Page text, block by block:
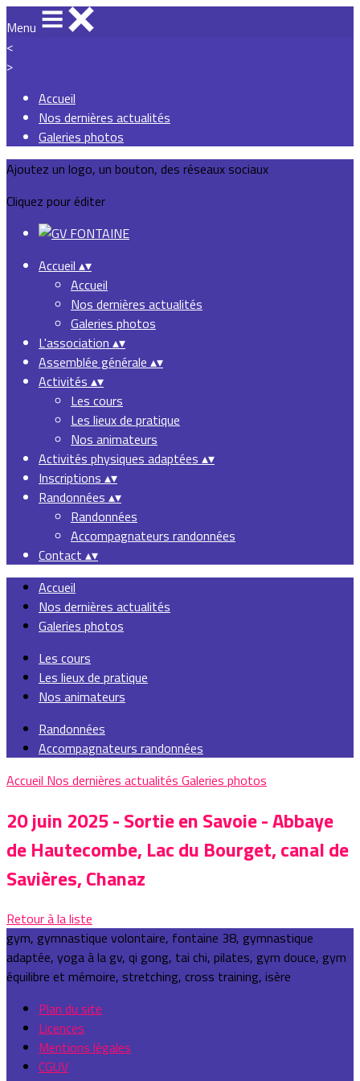
Menu
<
>
Accueil
Nos dernières actualités
Galeries photos
Ajoutez un logo, un bouton, des réseaux sociaux
Cliquez pour éditer
Accueil ▴▾
Accueil
Nos dernières actualités
Galeries photos
L'association ▴▾
Assemblée générale ▴▾
Activités ▴▾
Les cours
Les lieux de pratique
Nos animateurs
Activités physiques adaptées ▴▾
Inscriptions ▴▾
Randonnées ▴▾
Randonnées
Accompagnateurs randonnées
Contact ▴▾
Accueil
Nos dernières actualités
Galeries photos
Les cours
Les lieux de pratique
Nos animateurs
Randonnées
Accompagnateurs randonnées
Accueil Nos dernières actualités Galeries photos
20 juin 2025 - Sortie en Savoie - Abbaye
de Hautecombe, Lac du Bourget, canal de
Savières, Chanaz
Retour à la liste
gym, gymnastique volontaire, fontaine 38, gymnastique
adaptée, yoga à la gv, qi gong, tai chi, pilates, gym douce, gym
équilibre et mémoire, stretching, cross training, isère
Plan du site
Licences
Mentions légales
CGUV